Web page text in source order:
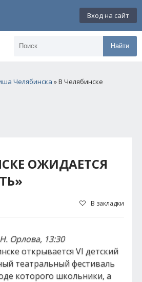
Вход на сайт
Найти
Челябинска » В Челябинске
ОЖИДАЕТСЯ
В закладки
Орлова, 13:30
открывается VI детский
театральный фестиваль
которого школьники, а